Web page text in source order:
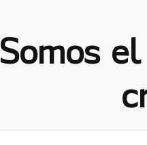
Somos